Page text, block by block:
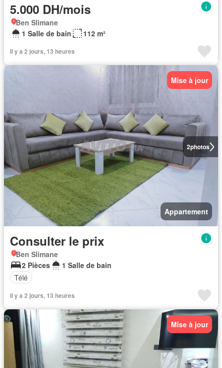
5.000 DH/mois
Ben Slimane
1 Salle de bain
112 m²
Il y a 2 jours, 13 heures
2photos
Mise à jour
Appartement
Consulter le prix
Ben Slimane
2 Pièces
1 Salle de bain
Télé
Il y a 2 jours, 13 heures
Mise à jour